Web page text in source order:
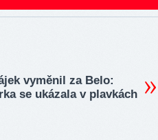
vyměnil za Belo:
se ukázala v plavkách